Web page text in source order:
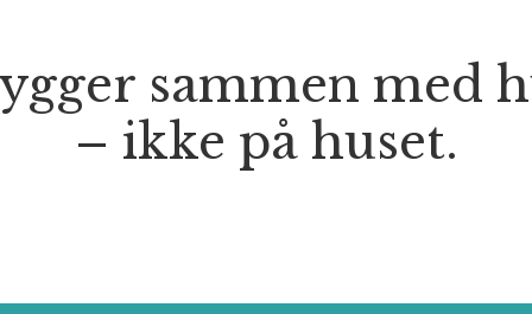
sammen med
– ikke på huset.